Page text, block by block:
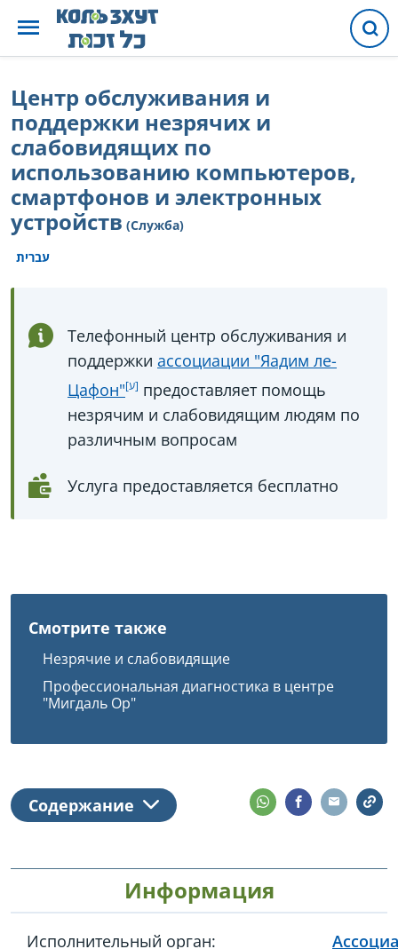
Центр обслуживания и
поддержки незрячих и
слабовидящих по
использованию компьютеров,
смартфонов и электронных
устройств (Служба)
עברית
Телефонный центр обслуживания и
поддержки ассоциации "Яадим ле-
Цафон"
предоставляет помощь
незрячим и слабовидящим людям по
различным вопросам
Услуга предоставляется бесплатно
Смотрите также
Незрячие и слабовидящие
Профессиональная диагностика в центре
"Мигдаль Ор"
Содержание
Информация
Исполнительный орган: